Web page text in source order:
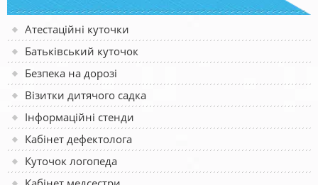
Атестаційні куточки
Батьківський куточок
Безпека на дорозі
Візитки дитячого садка
Інформаційні стенди
Кабінет дефектолога
Куточок логопеда